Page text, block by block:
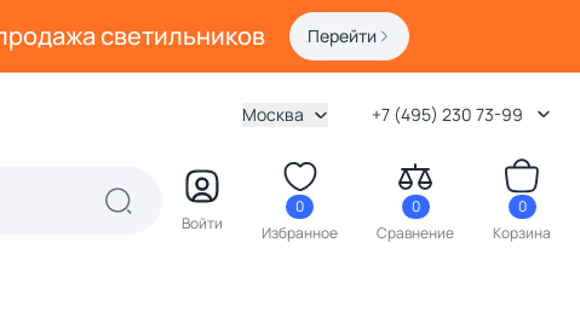
светильников Перейти
Москва +7 (495) 230 73-99
Войти
0
Избранное
0
Сравнение
0
Корзина